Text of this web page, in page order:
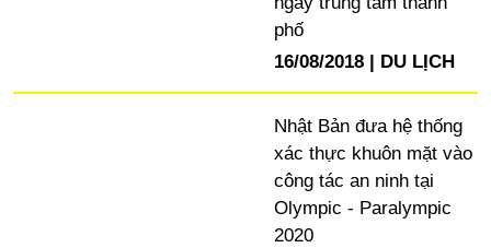
phố
16/08/2018
DU LỊCH
Nhật Bản đưa hệ thống
xác thực khuôn mặt vào
công tác an ninh tại
Olympic - Paralympic
2020